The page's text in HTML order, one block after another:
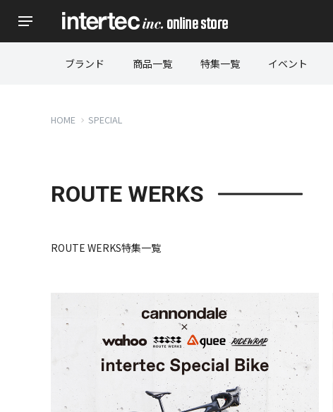
ブランド 商品一覧 特集一覧 イベント
HOME SPECIAL
ROUTE WERKS
ROUTE WERKS特集一覧